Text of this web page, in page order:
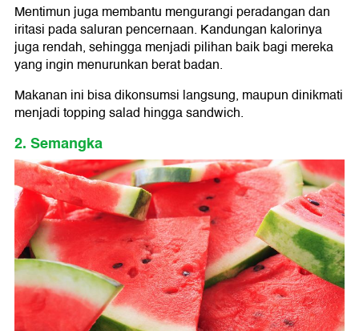
Mentimun juga membantu mengurangi peradangan dan
iritasi pada saluran pencernaan. Kandungan kalorinya
juga rendah, sehingga menjadi pilihan baik bagi mereka
yang ingin menurunkan berat badan.
Makanan ini bisa dikonsumsi langsung, maupun dinikmati
menjadi topping salad hingga sandwich.
2. Semangka